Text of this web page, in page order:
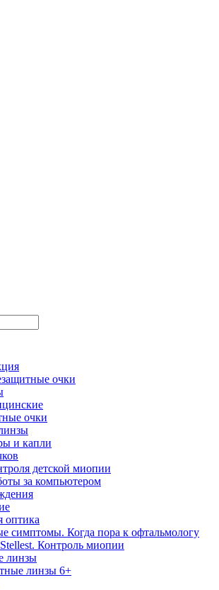
очки
очки
и капли
детской миопии
за компьютером
оптика
симптомы. Когда пора к офтальмологу
Контроль миопии
линзы
линзы 6+